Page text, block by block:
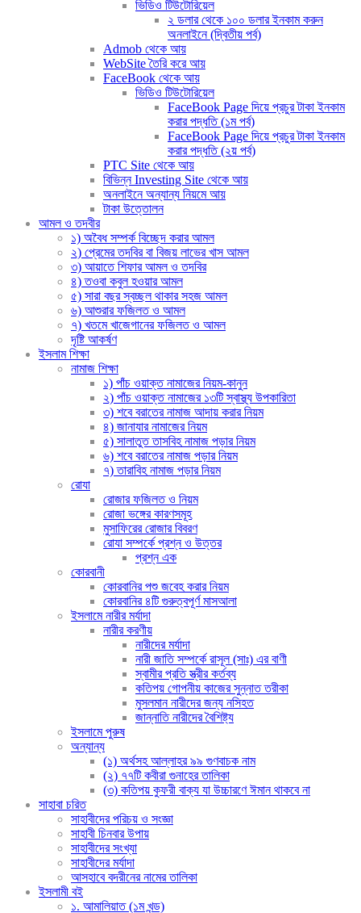
ভিডিও টিউটোরিয়েল
২ ডলার থেকে ১০০ ডলার ইনকাম করুন
অনলাইনে (দ্বিতীয় পর্ব)
Admob থেকে আয়
WebSite তৈরি করে আয়
FaceBook থেকে আয়
ভিডিও টিউটোরিয়েল
FaceBook Page দিয়ে প্রচুর টাকা ইনকাম
করার পদ্ধতি (১ম পর্ব)
FaceBook Page দিয়ে প্রচুর টাকা ইনকাম
করার পদ্ধতি (২য় পর্ব)
PTC Site থেকে আয়
বিভিন্ন Investing Site থেকে আয়
অনলাইনে অন্যান্য নিয়মে আয়
টাকা উত্তোলন
আমল ও তদবীর
১) অবৈধ সম্পর্ক বিচ্ছেদ করার আমল
২) প্রেমের তদবির বা বিজয় লাভের খাস আমল
৩) আয়াতে শিফার আমল ও তদবির
৪) তওবা কবুল হওয়ার আমল
৫) সারা বছর স্বচ্ছল থাকার সহজ আমল
৬) আশুরার ফজিলত ও আমল
৭) খতমে খাজেগানের ফজিলত ও আমল
দৃষ্টি আকর্ষণ
ইসলাম শিক্ষা
নামাজ শিক্ষা
১) পাঁচ ওয়াক্ত নামাজের নিয়ম-কানুন
২) পাঁচ ওয়াক্ত নামাজের ১৩টি স্বাস্থ্য উপকারিতা
৩) শবে বরাতের নামাজ আদায় করার নিয়ম
৪) জানাযার নামাজের নিয়ম
৫) সালাতুত তাসবিহ নামাজ পড়ার নিয়ম
৬) শবে বরাতের নামাজ পড়ার নিয়ম
৭) তারাবিহ নামাজ পড়ার নিয়ম
রোযা
রোজার ফজিলত ও নিয়ম
রোজা ভঙ্গের কারণসমূহ
মুসাফিরের রোজার বিবরণ
রোযা সম্পর্কে প্রশ্ন ও উত্তর
প্রশ্ন এক
কোরবানী
কোরবানির পশু জবেহ করার নিয়ম
কোরবানির ৪টি গুরুত্বপূর্ণ মাসআলা
ইসলামে নারীর মর্যাদা
নারীর করণীয়
নারীদের মর্যাদা
নারী জাতি সম্পর্কে রাসূল (সাঃ) এর বাণী
স্বামীর প্রতি স্ত্রীর কর্তব্য
কতিপয় গোপনীয় কাজের সুন্নাত তরীকা
মুসলমান নারীদের জন্য নসিহত
জান্নাতি নারীদের বৈশিষ্ট্য
ইসলামে পুরুষ
অন্যান্য
(১) অর্থসহ আল্লাহর ৯৯ গুণবাচক নাম
(২) ৭৭টি কবীরা গুনাহের তালিকা
(৩) কতিপয় কুফরী বাক্য যা উচ্চারণে ঈমান থাকবে না
সাহাবা চরিত
সাহাবীদের পরিচয় ও সংজ্ঞা
সাহাবী চিনবার উপায়
সাহাবীদের সংখ্যা
সাহাবীদের মর্যাদা
আসহাবে বদরীনের নামের তালিকা
ইসলামী বই
১. আমালিয়াত (১ম খন্ড)